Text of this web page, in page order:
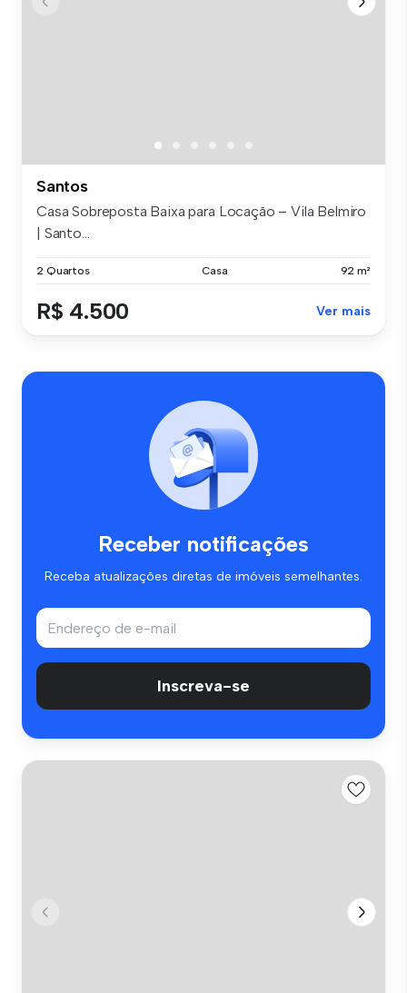
Santos
Casa Sobreposta Baixa para Locação – Vila Belmiro
| Santo...
2 Quartos Casa 92 m²
R$ 4.500 Ver mais
Receber notificações
Receba atualizações diretas de imóveis semelhantes.
Inscreva-se